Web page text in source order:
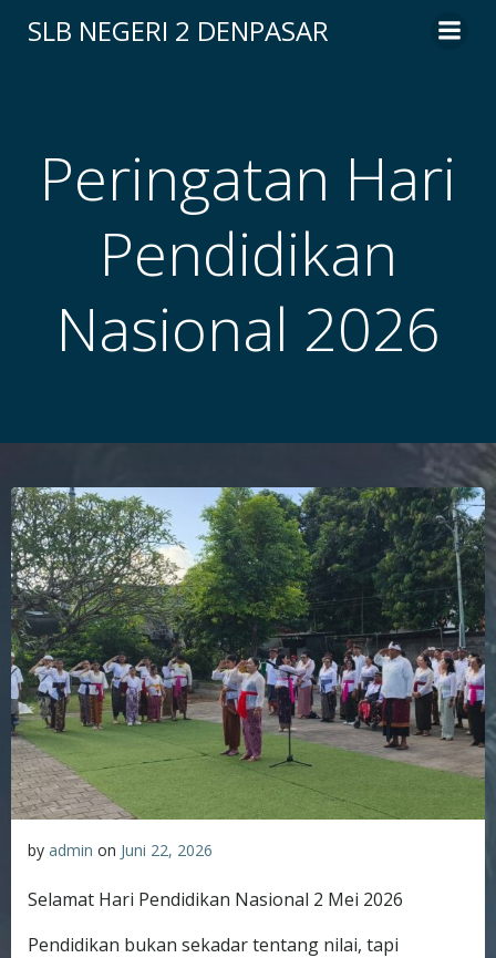
to
SLB NEGERI 2 DENPASAR
Peringatan Hari
Pendidikan
Nasional 2026
by admin on Juni 22, 2026
Selamat Hari Pendidikan Nasional 2 Mei 2026
Pendidikan bukan sekadar tentang nilai, tapi